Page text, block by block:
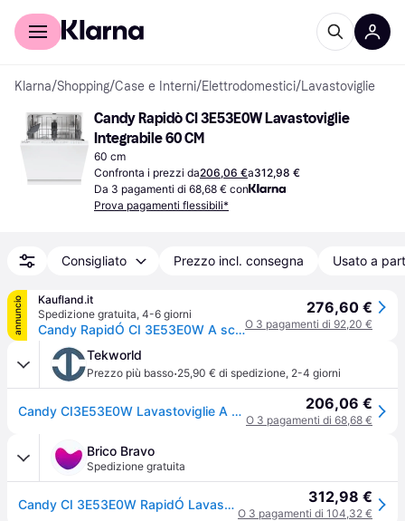
Per il tuo shopping
Klarna/Shopping/Case e Interni/Elettrodomestici/Lavastoviglie
Candy Rapidò CI 3E53E0W Lavastoviglie
Integrabile 60 CM
60 cm
Confronta i prezzi da206,06 €a312,98 €
Da 3 pagamenti di 68,68 € con
Prova pagamenti flessibili*
Consigliato Prezzo incl. consegna Usato a
annuncio
Kaufland.it
Spedizione gratuita, 4-6 giorni
Candy RapidÓ CI 3E53E0W A scomparsa totale 13 coperti
276,60 €
O 3 pagamenti di 92,20 €
Tekworld
Prezzo più basso·25,90 € di spedizione, 2-4 giorni
Candy CI3E53E0W Lavastoviglie A scomparsa totale 13 coperti Classe E 206,06 €
O 3 pagamenti di 68,68 €
Brico Bravo
Spedizione gratuita
Candy CI 3E53E0W RapidÓ Lavastoviglie Incasso a Scomparsa Totale 13 coperti Classe E 53 dB 5 programmi (82x60x56 cm) colore Bianco 312,98 €
O 3 pagamenti di 104,32 €